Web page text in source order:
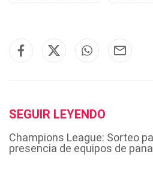
SEGUIR LEYENDO
Champions League: Sorteo
presencia de equipos de